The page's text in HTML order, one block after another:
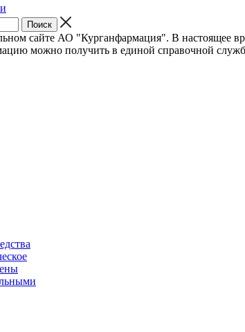
сайте АО "Курганфармация". В настоящее
можно получить в единой справочной